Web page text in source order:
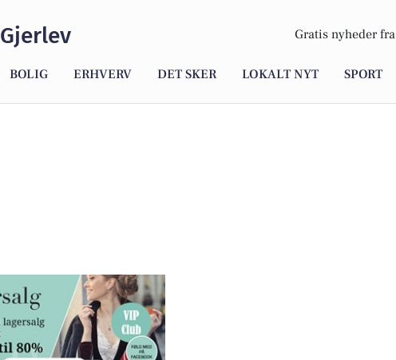
Gjerlev Gratis nyheder fra
BOLIG ERHVERV DET SKER LOKALT NYT SPORT